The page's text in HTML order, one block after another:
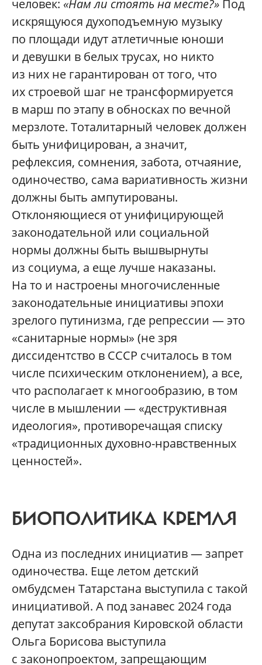
человек: «Нам ли стоять на месте?» Под
искрящуюся духоподъемную музыку
по площади идут атлетичные юноши
и девушки в белых трусах, но никто
из них не гарантирован от того, что
их строевой шаг не трансформируется
в марш по этапу в обносках по вечной
мерзлоте. Тоталитарный человек должен
быть унифицирован, а значит,
рефлексия, сомнения, забота, отчаяние,
одиночество, сама вариативность жизни
должны быть ампутированы.
Отклоняющиеся от унифицирующей
законодательной или социальной
нормы должны быть вышвырнуты
из социума, а еще лучше наказаны.
На то и настроены многочисленные
законодательные инициативы эпохи
зрелого путинизма, где репрессии — это
«санитарные нормы» (не зря
диссидентство в СССР считалось в том
числе психическим отклонением), а все,
что располагает к многообразию, в том
числе в мышлении — «деструктивная
идеология», противоречащая списку
«традиционных духовно-нравственных
ценностей».
БИОПОЛИТИКА КРЕМЛЯ
Одна из последних инициатив — запрет
одиночества. Еще летом детский
омбудсмен Татарстана выступила с такой
инициативой. А под занавес 2024 года
депутат заксобрания Кировской области
Ольга Борисова выступила
с законопроектом, запрещающим